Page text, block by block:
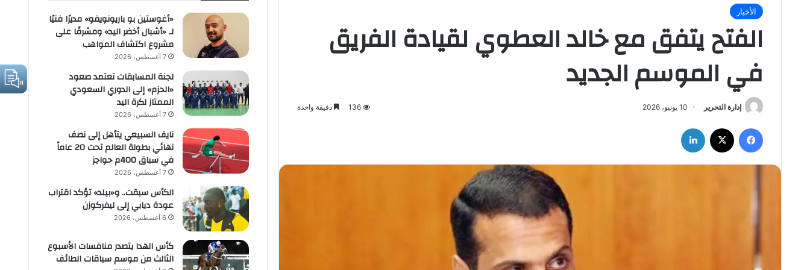
الأخبار
الفتح يتفق مع خالد العطوي لقيادة الفريق
في الموسم الجديد
إدارة التحرير 10 يونيو، 2026 136 دقيقة واحدة
«أغوستين بو باريونويفو» مديرًا فنيًا
لـ «أشبال أخضر اليد» ومشرفًا على
مشروع اكتشاف المواهب
7 أغسطس، 2026
لجنة المسابقات تعتمد صعود
«الحزم» إلى الدوري السعودي
الممتاز لكرة اليد
7 أغسطس، 2026
نايف السبيعي يتأهل إلى نصف
نهائي بطولة العالم تحت 20 عاماً
في سباق 400م حواجز
7 أغسطس، 2026
الكأس سبقت.. و«بيلد» تؤكد اقتراب
عودة ديابي إلى ليفركوزن
6 أغسطس، 2026
كأس الهدا يتصدر منافسات الأسبوع
الثالث من موسم سباقات الطائف